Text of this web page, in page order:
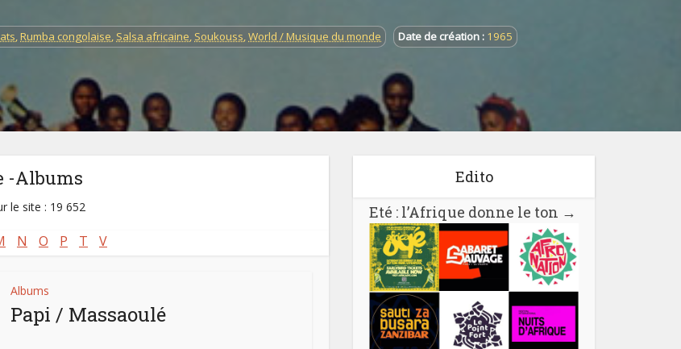
,Rumba congolaise, Salsa africaine, Soukouss,World / Musique du monde Date de création : 1965
-Albums
le site : 19 652
N O P T V
Albums
Papi / Massaoulé
Edito
Eté : l’Afrique donne le ton →